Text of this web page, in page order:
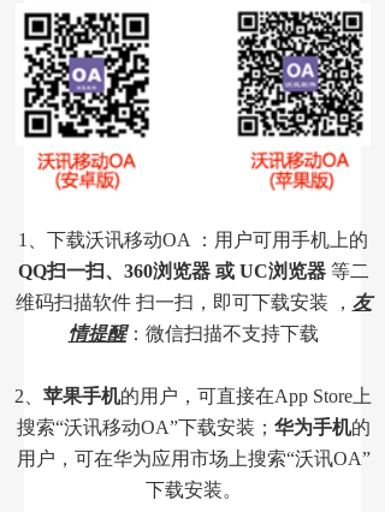
1、下载沃讯移动OA ：用户可用手机上的
QQ扫一扫、360浏览器 或 UC浏览器等二
维码扫描软件 扫一扫，即可下载安装 ， 友
情提醒： 微信扫描不支持下载
2、 苹果手机的用户，可直接在App Store 上
搜索“沃讯移动OA”下载安装； 华为手机的
用户，可在华为应用市场 上搜索“沃讯OA”
下载安装。